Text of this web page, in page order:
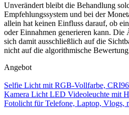
Unverändert bleibt die Behandlung
Empfehlungssystem und bei der
allein hat keinen Einfluss darauf, ob
oder Einnahmen generieren kann. Die
sich damit ausschließlich auf die
nicht auf die algorithmische
Angebot
Selfie Licht mit RGB-Vollfarbe,
Kamera Licht LED Videoleuchte mit
Fotolicht für Telefone, Laptop, Vlogs,